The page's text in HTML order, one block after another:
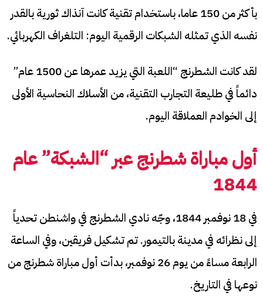
بأكثر من 150 عاما، باستخدام تقنية كانت آنذاك ثورية بالقدر
نفسه الذي تمثله الشبكات الرقمية اليوم: التلغراف الكهربائي.
لقد كانت الشطرنج “اللعبة التي يزيد عمرها عن 1500 عام”
دائماً في طليعة التجارب التقنية، من الأسلاك النحاسية الأولى
إلى الخوادم العملاقة اليوم.
أول مباراة شطرنج عبر “الشبكة” عام
1844
في 18 نوفمبر 1844، وجّه نادي الشطرنج في واشنطن تحدياً
إلى نظرائه في مدينة بالتيمور. تم تشكيل فريقين، وفي الساعة
الرابعة مساءً من يوم 26 نوفمبر، بدأت أول مباراة شطرنج من
نوعها في التاريخ.